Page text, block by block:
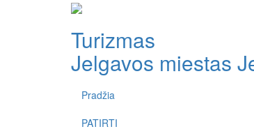
Turizmas
Jelgavos miestas
Pradžia
PATIRTI